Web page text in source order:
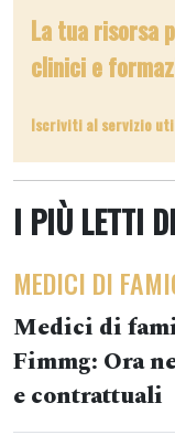
La tua risorsa
clinici e
Iscriviti al servizio
I PIÙ LETTI
MEDICI DI
Medici di
Fimmg: Ora
e contrattuali